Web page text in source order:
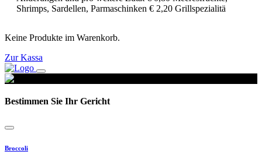
Shrimps, Sardellen, Parmaschinken € 2,20 Grillspezialitä
Keine Produkte im Warenkorb.
Zur Kassa
Bestimmen Sie Ihr Gericht
Broccoli